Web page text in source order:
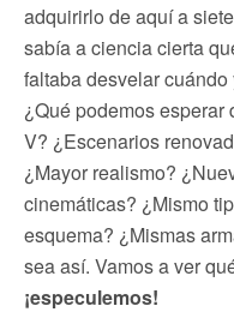
adquirirlo de aquí a
sabía a ciencia cierta
faltaba desvelar cuándo
¿Qué podemos esperar
V? ¿Escenarios
¿Mayor realismo?
cinemáticas? ¿Mismo
esquema? ¿Mismas
sea así. Vamos a ver
¡especulemos!